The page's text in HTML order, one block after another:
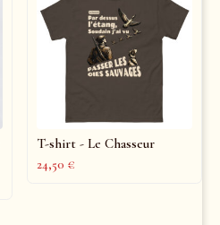
T-shirt - Le Chasseur
24,50 €